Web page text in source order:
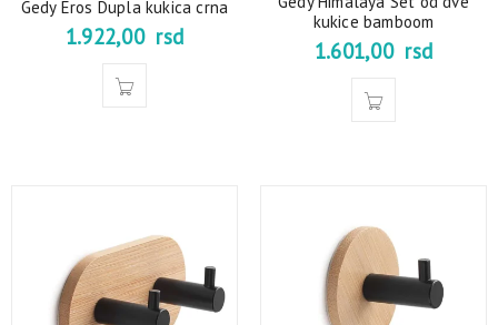
Gedy Eros Dupla kukica crna
1.922,00 rsd
kukice bamboom
1.601,00 rsd